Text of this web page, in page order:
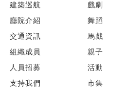
建築巡航
廳院介紹
交通資訊
組織成員
人員招募
支持我們
戲劇
舞蹈
馬戲
親子
活動
市集